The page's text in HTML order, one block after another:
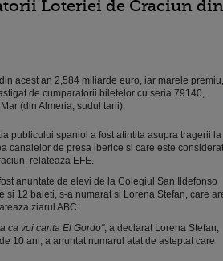
Loteriei de Craciun
acest an 2,584 miliarde euro, iar marele premiu,
de cumparatorii biletelor cu seria 79140,
(din Almeria, sudul tarii).
publicului spaniol a fost atintita asupra tragerii la
canalelor de presa iberice si care este considerat
relateaza EFE.
anuntate de elevi de la Colegiul San Ildefonso
12 baieti, s-a numarat si Lorena Stefan, care
ziarul ABC.
ca voi canta El Gordo", a declarat Lorena Stefan,
10 ani, a anuntat numarul atat de asteptat care